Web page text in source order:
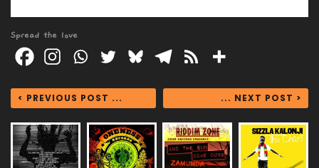
Spread the love
< PREVIOUS POST ... ... NEXT POST >